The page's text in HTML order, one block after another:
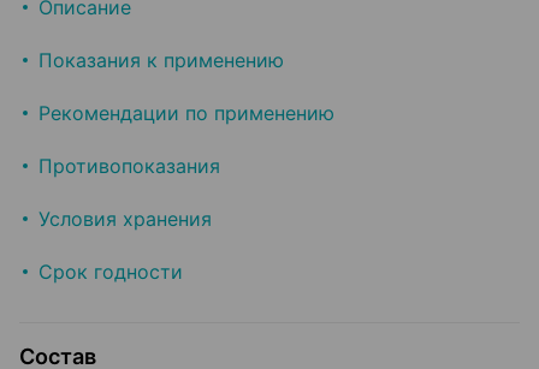
Описание
Показания к применению
Рекомендации по применению
Противопоказания
Условия хранения
Срок годности
Состав